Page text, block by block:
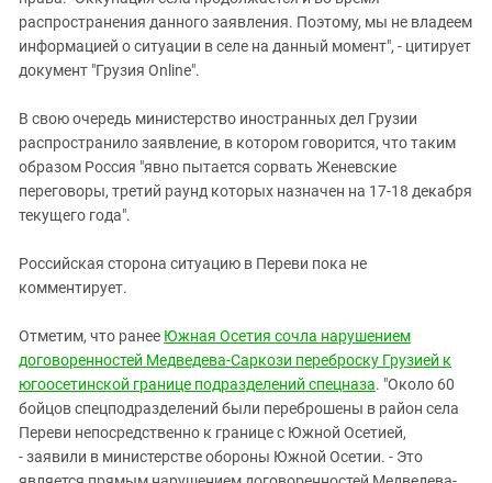
распространения данного заявления. Поэтому, мы не владеем
информацией о ситуации в селе на данный момент", - цитирует
документ "Грузия Online".
В свою очередь министерство иностранных дел Грузии
распространило заявление, в котором говорится, что таким
образом Россия "явно пытается сорвать Женевские
переговоры, третий раунд которых назначен на 17-18 декабря
текущего года".
Российская сторона ситуацию в Переви пока не
комментирует.
Отметим, что ранее Южная Осетия сочла нарушением
договоренностей Медведева-Саркози переброску Грузией к
югоосетинской границе подразделений спецназа. "Около 60
бойцов спецподразделений были переброшены в район села
Переви непосредственно к границе с Южной Осетией,
- заявили в министерстве обороны Южной Осетии. - Это